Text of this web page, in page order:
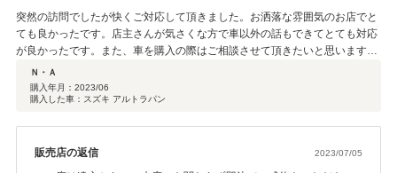
突然の訪問でしたが快くご対応して頂きました。お洒落な雰囲気のお店でと
ても良かったです。店主さんが気さくな方で車以外の話もできてとても対応
が良かったです。また、車を購入の際はご相談させて頂きたいと思います。
次の機会も宜しくお願いします。
Ｎ・Ａ
購入年月： 2023/06
購入した車：スズキ アルトラパン
販売店の返信 2023/07/05